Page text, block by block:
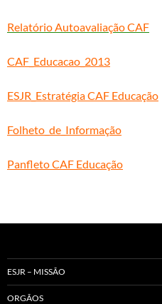
Relatório Autoavaliação CAF
CAF_Educacao_2013
ESJR_Estratégia CAF Educação
Folheto_de_Informação
Panfleto CAF Educação
ESJR – MISSÃO
ORGÃOS